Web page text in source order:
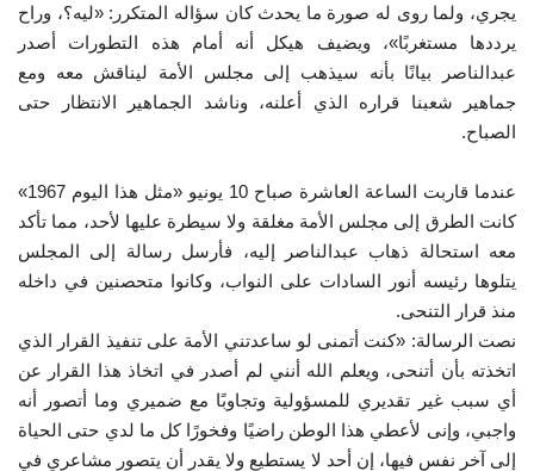
يجري، ولما روى له صورة ما يحدث كان سؤاله المتكرر: «ليه؟، وراح
يرددها مستغربًا»، ويضيف هيكل أنه أمام هذه التطورات أصدر
عبدالناصر بيانًا بأنه سيذهب إلى مجلس الأمة ليناقش معه ومع
جماهير شعبنا قراره الذي أعلنه، وناشد الجماهير الانتظار حتى
الصباح.
عندما قاربت الساعة العاشرة صباح 10 يونيو «مثل هذا اليوم 1967»
كانت الطرق إلى مجلس الأمة مغلقة ولا سيطرة عليها لأحد، مما تأكد
معه استحالة ذهاب عبدالناصر إليه، فأرسل رسالة إلى المجلس
يتلوها رئيسه أنور السادات على النواب، وكانوا متحصنين في داخله
منذ قرار التنحى.
نصت الرسالة: «كنت أتمنى لو ساعدتني الأمة على تنفيذ القرار الذي
اتخذته بأن أتنحى، ويعلم الله أنني لم أصدر في اتخاذ هذا القرار عن
أي سبب غير تقديري للمسؤولية وتجاوبًا مع ضميري وما أتصور أنه
واجبي، وإنى لأعطي هذا الوطن راضيًا وفخورًا كل ما لدي حتى الحياة
إلى آخر نفس فيها، إن أحد لا يستطيع ولا يقدر أن يتصور مشاعري في